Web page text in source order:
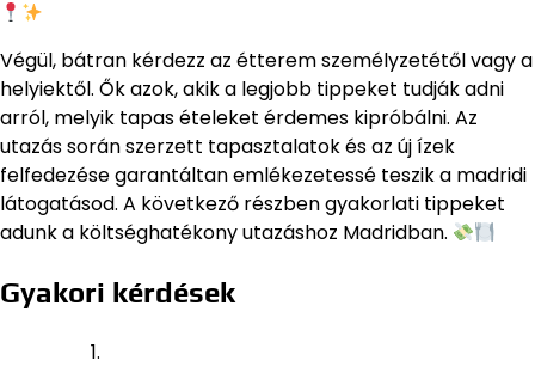
Végül, bátran kérdezz az étterem személyzetétől vagy a
helyiektől. Ők azok, akik a legjobb tippeket tudják adni
arról, melyik tapas ételeket érdemes kipróbálni. Az
utazás során szerzett tapasztalatok és az új ízek
felfedezése garantáltan emlékezetessé teszik a madridi
látogatásod. A következő részben gyakorlati tippeket
adunk a költséghatékony utazáshoz Madridban.
Gyakori kérdések